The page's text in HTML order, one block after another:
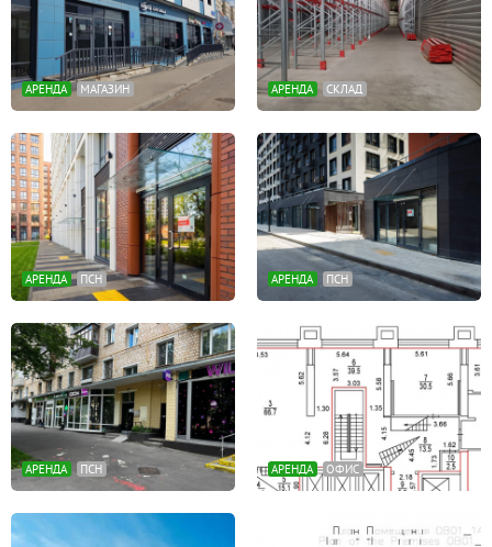
АРЕНДА МАГАЗИН АРЕНДА СКЛАД
АРЕНДА ПСН АРЕНДА ПСН
АРЕНДА ПСН АРЕНДА ОФИС